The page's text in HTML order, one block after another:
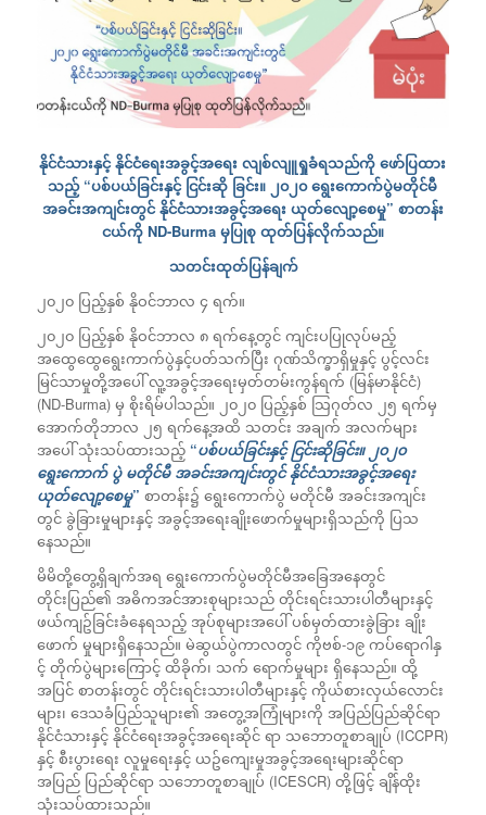
နိုင်ငံသားနှင့် နိုင်ငံရေးအခွင့်အရေး လျစ်လျူရှုခံရသည်ကို ဖော်ပြထား
သည့် “ပစ်ပယ်ခြင်းနှင့် ငြင်းဆို ခြင်း။ ၂၀၂၀ ရွေးကောက်ပွဲမတိုင်မီ
အခင်းအကျင်းတွင် နိုင်ငံသားအခွင့်အရေး ယုတ်လျော့စေမှု” စာတန်း
ငယ်ကို ND-Burma မှပြုစု ထုတ်ပြန်လိုက်သည်။
သတင်းထုတ်ပြန်ချက်
၂၀၂၀ ပြည့်နှစ် နိုဝင်ဘာလ ၄ ရက်။
၂၀၂၀ ပြည့်နှစ် နိုဝင်ဘာလ ၈ ရက်နေ့တွင် ကျင်းပပြုလုပ်မည့်
အထွေထွေရွေးကာက်ပွဲနှင့်ပတ်သက်ပြီး ဂုဏ်သိက္ခာရှိမှုနှင့် ပွင့်လင်း
မြင်သာမှုတို့အပေါ် လူ့အခွင့်အရေးမှတ်တမ်းကွန်ရက် (မြန်မာနိုင်ငံ)
(ND-Burma) မှ စိုးရိမ်ပါသည်။ ၂၀၂၀ ပြည့်နှစ် သြဂုတ်လ ၂၅ ရက်မှ
အောက်တိုဘာလ ၂၅ ရက်နေ့အထိ သတင်း အချက် အလက်များ
အပေါ် သုံးသပ်ထားသည့် “ပစ်ပယ်ခြင်းနှင့် ငြင်းဆိုခြင်း။ ၂၀၂၀
ရွေးကောက် ပွဲ မတိုင်မီ အခင်းအကျင်းတွင် နိုင်ငံသားအခွင့်အရေး
ယုတ်လျော့စေမှု” စာတန်း၌ ရွေးကောက်ပွဲ မတိုင်မီ အခင်းအကျင်း
တွင် ခွဲခြားမှုများနှင့် အခွင့်အရေးချိုးဖောက်မှုများရှိသည်ကို ပြသ
နေသည်။
မိမိတို့တွေ့ရှိချက်အရ ရွေးကောက်ပွဲမတိုင်မီအခြေအနေတွင်
တိုင်းပြည်၏ အဓိကအင်အားစုများသည် တိုင်းရင်းသားပါတီများနှင့်
ဖယ်ကျဥ်ခြင်းခံနေရသည့် အုပ်စုများအပေါ် ပစ်မှတ်ထားခွဲခြား ချိုး
ဖောက် မှုများရှိနေသည်။ မဲဆွယ်ပွဲကာလတွင် ကိုဗစ်-၁၉ ကပ်ရောဂါနှ
င့် တိုက်ပွဲများကြောင့် ထိခိုက်၊ သက် ရောက်မှုများ ရှိနေသည်။ ထို့
အပြင် စာတန်းတွင် တိုင်းရင်းသားပါတီများနှင့် ကိုယ်စားလှယ်လောင်း
များ၊ ဒေသခံပြည်သူများ၏ အတွေ့အကြုံများကို အပြည်ပြည်ဆိုင်ရာ
နိုင်ငံသားနှင့် နိုင်ငံရေးအခွင့်အရေးဆိုင် ရာ သဘောတူစာချုပ် (ICCPR)
နှင့် စီးပွားရေး လူမှုရေးနှင့် ယဥ်ကျေးမှုအခွင့်အရေးများဆိုင်ရာ
အပြည် ပြည်ဆိုင်ရာ သဘောတူစာချုပ် (ICESCR) တို့ဖြင့် ချိန်ထိုး
သုံးသပ်ထားသည်။